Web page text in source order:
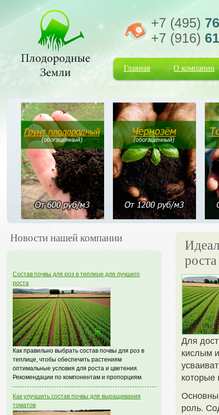
+7 (495)
+7 (916)
Главная О компании
Новости нашей компании
Состав почвы для роз в теплице для лучшего
роста
Как правильно выбрать состав почвы для роз в
теплице, чтобы обеспечить растениям
оптимальные условия для роста и цветения.
Рекомендации по компонентам и пропорциям.
Как улучшить состав почвы для выращивания
томатов
роста
Для
кислым
которые
роль.